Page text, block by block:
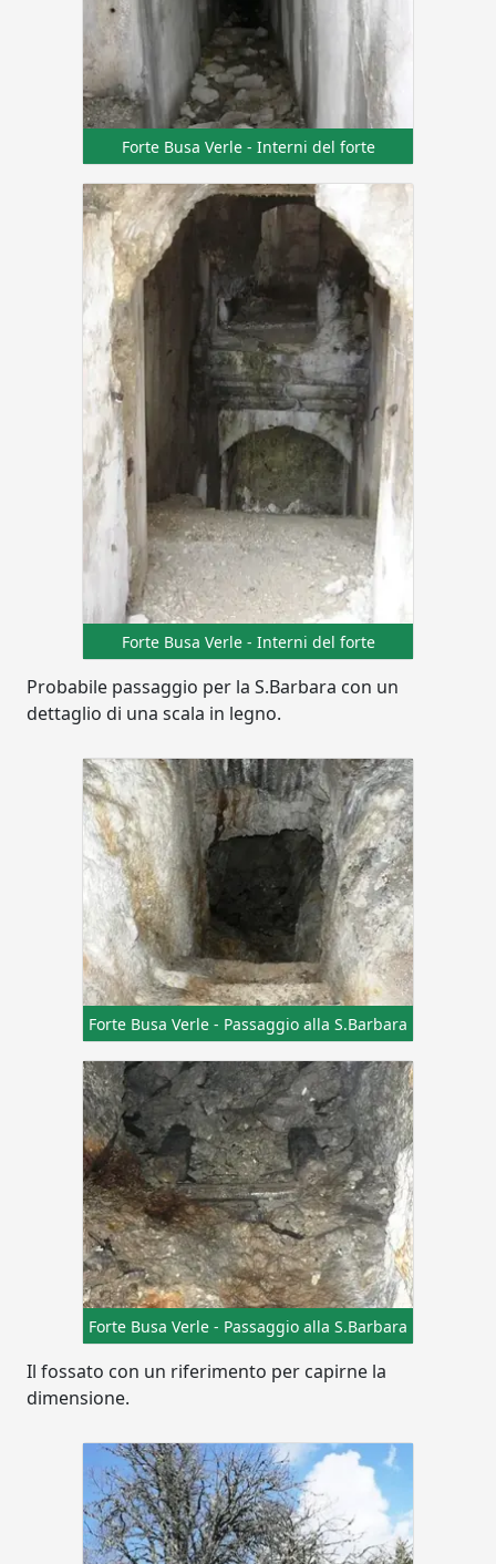
Forte Busa Verle - Interni del forte
Forte Busa Verle - Interni del forte
Probabile passaggio per la S.Barbara con un
dettaglio di una scala in legno.
Forte Busa Verle - Passaggio alla S.Barbara
Forte Busa Verle - Passaggio alla S.Barbara
Il fossato con un riferimento per capirne la
dimensione.